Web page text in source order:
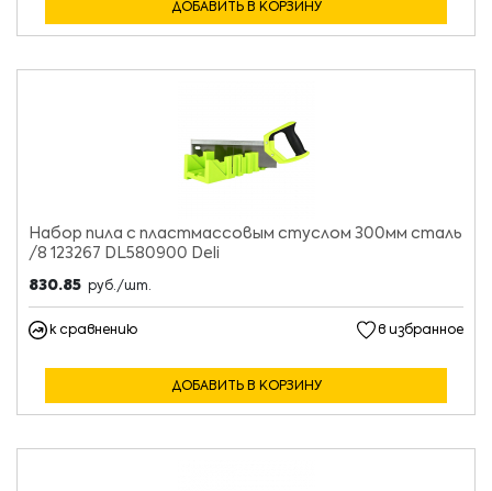
ДОБАВИТЬ В КОРЗИНУ
Набор пила с пластмассовым стуслом 300мм сталь
/8 123267 DL580900 Deli
830.85 руб./шт.
к сравнению в избранное
ДОБАВИТЬ В КОРЗИНУ